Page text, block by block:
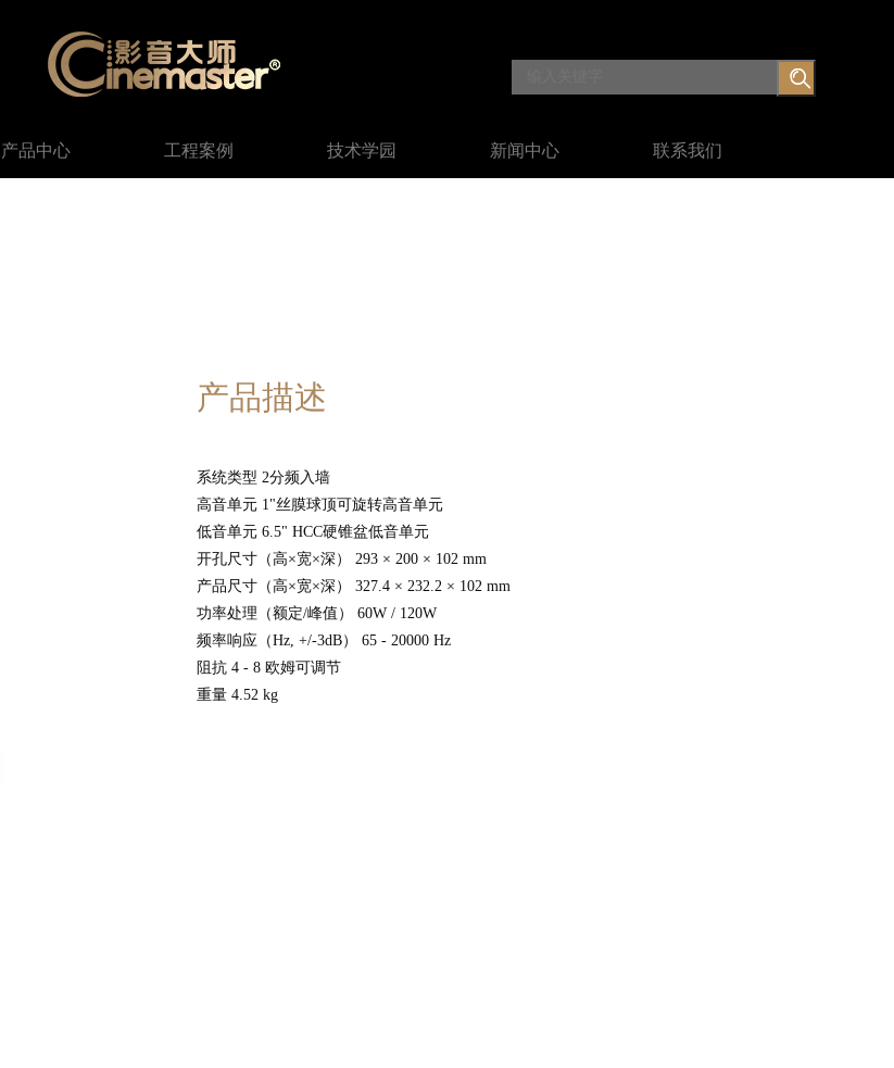
产品中心 工程案例 技术学园 新闻中心 联系我们
产品描述
系统类型 2分频入墙
高音单元 1"丝膜球顶可旋转高音单元
低音单元 6.5" HCC硬锥盆低音单元
开孔尺寸（高×宽×深） 293 × 200 × 102 mm
产品尺寸（高×宽×深） 327.4 × 232.2 × 102 mm
功率处理（额定/峰值） 60W / 120W
频率响应（Hz, +/-3dB） 65 - 20000 Hz
阻抗 4 - 8 欧姆可调节
重量 4.52 kg